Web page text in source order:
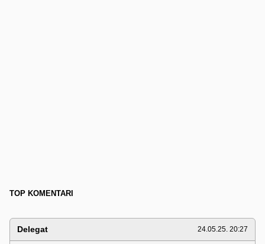
TOP KOMENTARI
Delegat 24.05.25. 20:27